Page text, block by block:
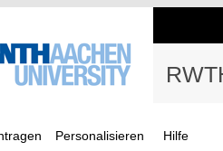
Personalisieren Hilfe